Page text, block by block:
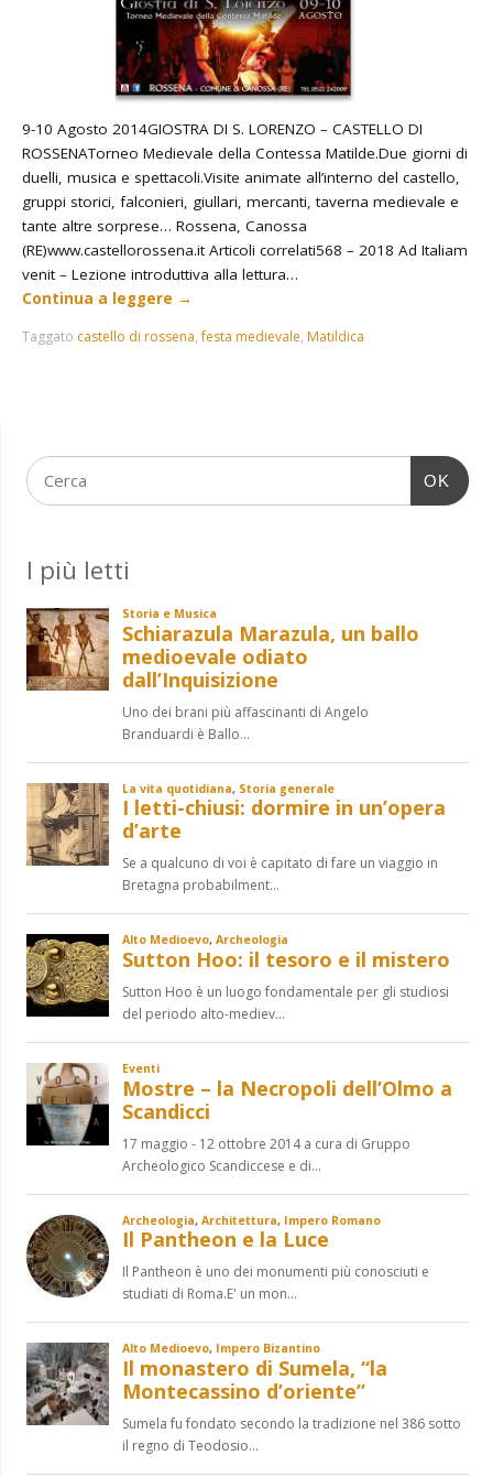
9-10 Agosto 2014GIOSTRA DI S. LORENZO – CASTELLO DI
ROSSENATorneo Medievale della Contessa Matilde.Due giorni di
duelli, musica e spettacoli.Visite animate all’interno del castello,
gruppi storici, falconieri, giullari, mercanti, taverna medievale e
tante altre sorprese… Rossena, Canossa
(RE)www.castellorossena.it Articoli correlati568 – 2018 Ad Italiam
venit – Lezione introduttiva alla lettura…
Continua a leggere →
Taggato castello di rossena,festa medievale, Matildica
OK
I più letti